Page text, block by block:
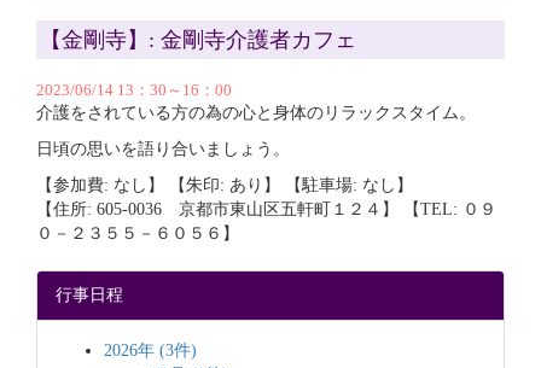
【金剛寺】: 金剛寺介護者カフェ
2023/06/14 13：30～16：00
介護をされている方の為の心と身体のリラックスタイム。
日頃の思いを語り合いましょう。
【参加費: なし】 【朱印: あり】 【駐車場: なし】
【住所: 605-0036 京都市東山区五軒町１２４】 【TEL: ０９
０－２３５５－６０５６】
行事日程
2026年 (3件)